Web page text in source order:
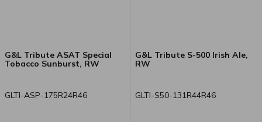
G&L Tribute ASAT Special
Tobacco Sunburst, RW
GLTI-ASP-175R24R46
G&L Tribute S-500 Irish Ale,
RW
GLTI-S50-131R44R46